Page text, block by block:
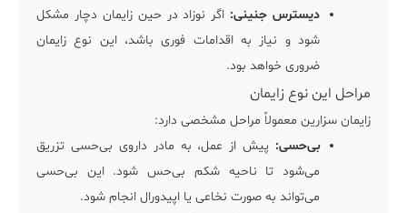
دیسترس جنینی: اگر نوزاد در حین زایمان دچار مشکل
شود و نیاز به اقدامات فوری باشد، این نوع زایمان
ضروری خواهد بود.
مراحل این نوع زایمان
زایمان سزارین معمولاً مراحل مشخصی دارد:
بی‌حسی: پیش از عمل، به مادر داروی بی‌حسی تزریق
می‌شود تا ناحیه شکم بی‌حس شود. این بی‌حسی
می‌تواند به صورت نخاعی یا اپیدورال انجام شود.